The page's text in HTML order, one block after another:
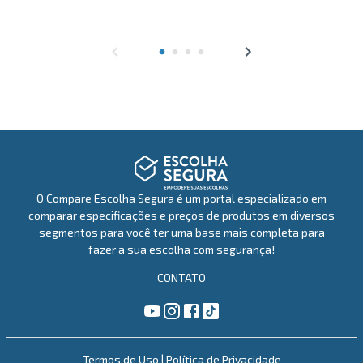
Dell Gamer G15 15" Intel® Core™
i7-13650HX 16GB 512GB NVIDIA...
Lenovo LOQ 15" Intel Core i7-
13650HX 16GB 512GB NVIDIA
GeFor...
VS
VS
O Compare Escolha Segura é um portal especializado em
comparar especificações e preços de produtos em diversos
segmentos para você ter uma base mais completa para
fazer a sua escolha com segurança!
CONTATO
Termos de Uso | Política de Privacidade